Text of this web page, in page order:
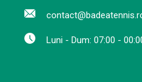
Luni - Dum: 07:00 -